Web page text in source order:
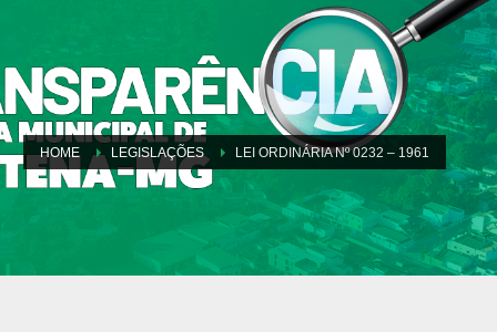
HOME LEGISLAÇÕES LEI ORDINÁRIA Nº 0232 – 1961